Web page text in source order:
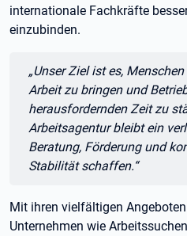
internationale Fachkräfte
einzubinden.
Zitat:
„Unser Ziel ist es,
Arbeit zu bringen und
herausfordernden Zeit zu
Arbeitsagentur bleibt ein
Beratung, Förderung und
Stabilität schaffen.“
Mit ihren vielfältigen
Unternehmen wie